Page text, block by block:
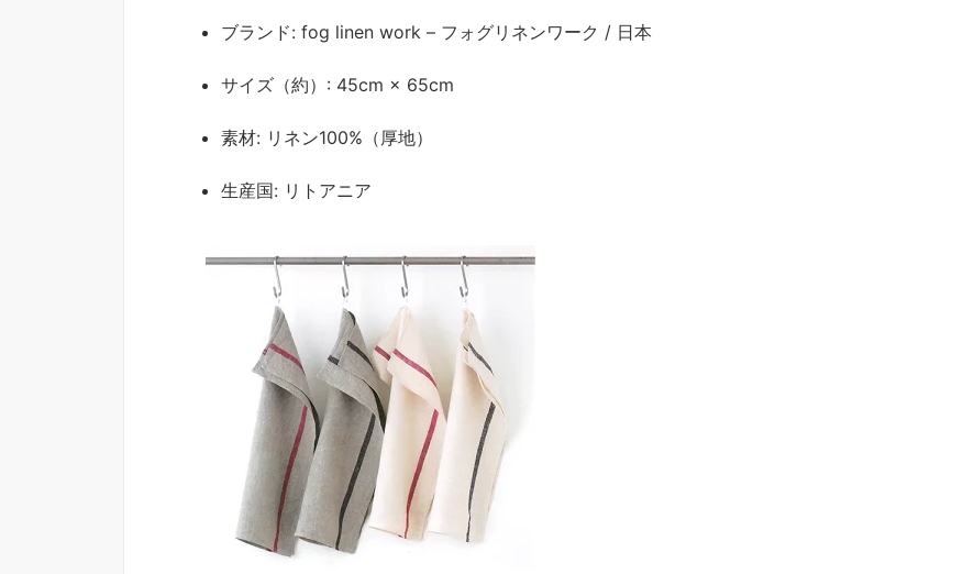
ブランド: fog linen work – フォグリネンワーク / 日本
サイズ（約）: 45cm × 65cm
素材: リネン100%（厚地）
生産国: リトアニア